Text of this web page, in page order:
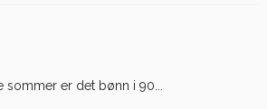
sommer er det bønn i 90...